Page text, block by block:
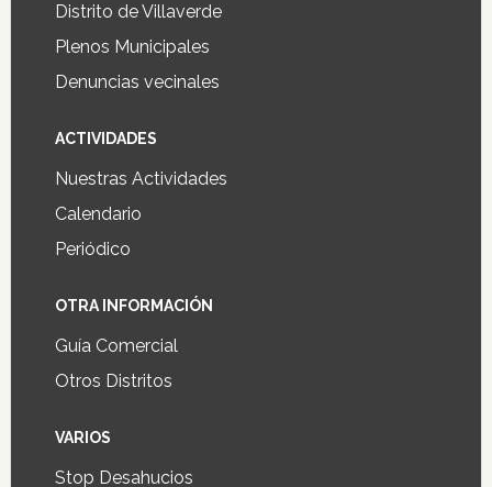
Distrito de Villaverde
Plenos Municipales
Denuncias vecinales
ACTIVIDADES
Nuestras Actividades
Calendario
Periódico
OTRA INFORMACIÓN
Guía Comercial
Otros Distritos
VARIOS
Stop Desahucios